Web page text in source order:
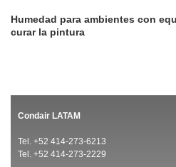
Humedad para ambientes con
curar la pintura
Condair LATAM
Tel. +52 414-273-6213
Tel. +52 414-273-2229